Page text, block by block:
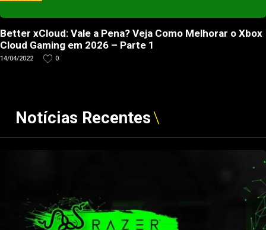
Better xCloud: Vale a Pena? Veja Como Melhorar o Xbox
Cloud Gaming em 2026 – Parte 1
14/04/2022 0
Notícias Recentes